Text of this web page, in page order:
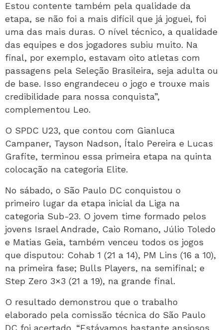
Estou contente também pela qualidade da
etapa, se não foi a mais difícil que já joguei, foi
uma das mais duras. O nível técnico, a qualidade
das equipes e dos jogadores subiu muito. Na
final, por exemplo, estavam oito atletas com
passagens pela Seleção Brasileira, seja adulta ou
de base. Isso engrandeceu o jogo e trouxe mais
credibilidade para nossa conquista”,
complementou Leo.
O SPDC U23, que contou com Gianluca
Campaner, Tayson Nadson, Ítalo Pereira e Lucas
Grafite, terminou essa primeira etapa na quinta
colocação na categoria Elite.
No sábado, o São Paulo DC conquistou o
primeiro lugar da etapa inicial da Liga na
categoria Sub-23. O jovem time formado pelos
jovens Israel Andrade, Caio Romano, Júlio Toledo
e Matias Geia, também venceu todos os jogos
que disputou: Cohab 1 (21 a 14), PM Lins (16 a 10),
na primeira fase; Bulls Players, na semifinal; e
Step Zero 3×3 (21 a 19), na grande final.
O resultado demonstrou que o trabalho
elaborado pela comissão técnica do São Paulo
DC foi acertado. “Estávamos bastante ansiosos